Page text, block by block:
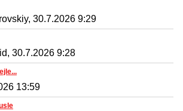
30.7.2026 9:29
30.7.2026 9:28
13:59